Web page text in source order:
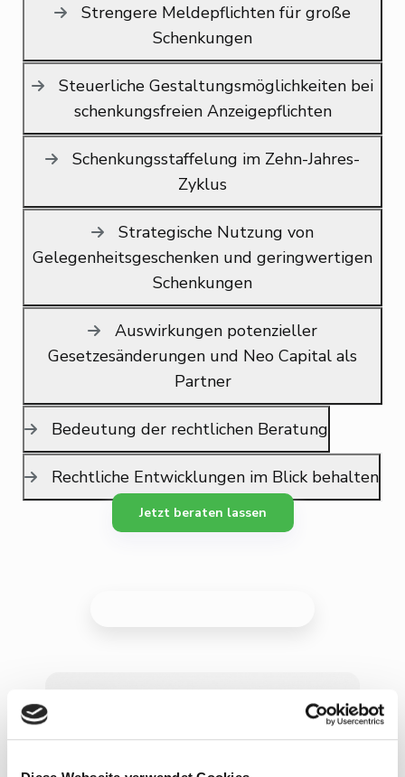
Strengere Meldepflichten für große
Schenkungen
Steuerliche Gestaltungsmöglichkeiten bei
schenkungsfreien Anzeigepflichten
Schenkungsstaffelung im Zehn-Jahres-
Zyklus
Strategische Nutzung von
Gelegenheitsgeschenken und geringwertigen
Schenkungen
Auswirkungen potenzieller
Gesetzesänderungen und Neo Capital als
Partner
Bedeutung der rechtlichen Beratung
Rechtliche Entwicklungen im Blick behalten
Jetzt beraten lassen